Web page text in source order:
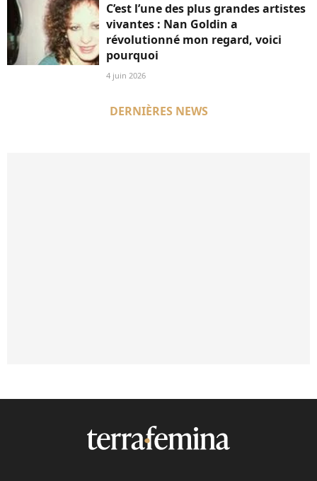
C’est l’une des plus grandes artistes
vivantes : Nan Goldin a
révolutionné mon regard, voici
pourquoi
4 juin 2026
DERNIÈRES NEWS